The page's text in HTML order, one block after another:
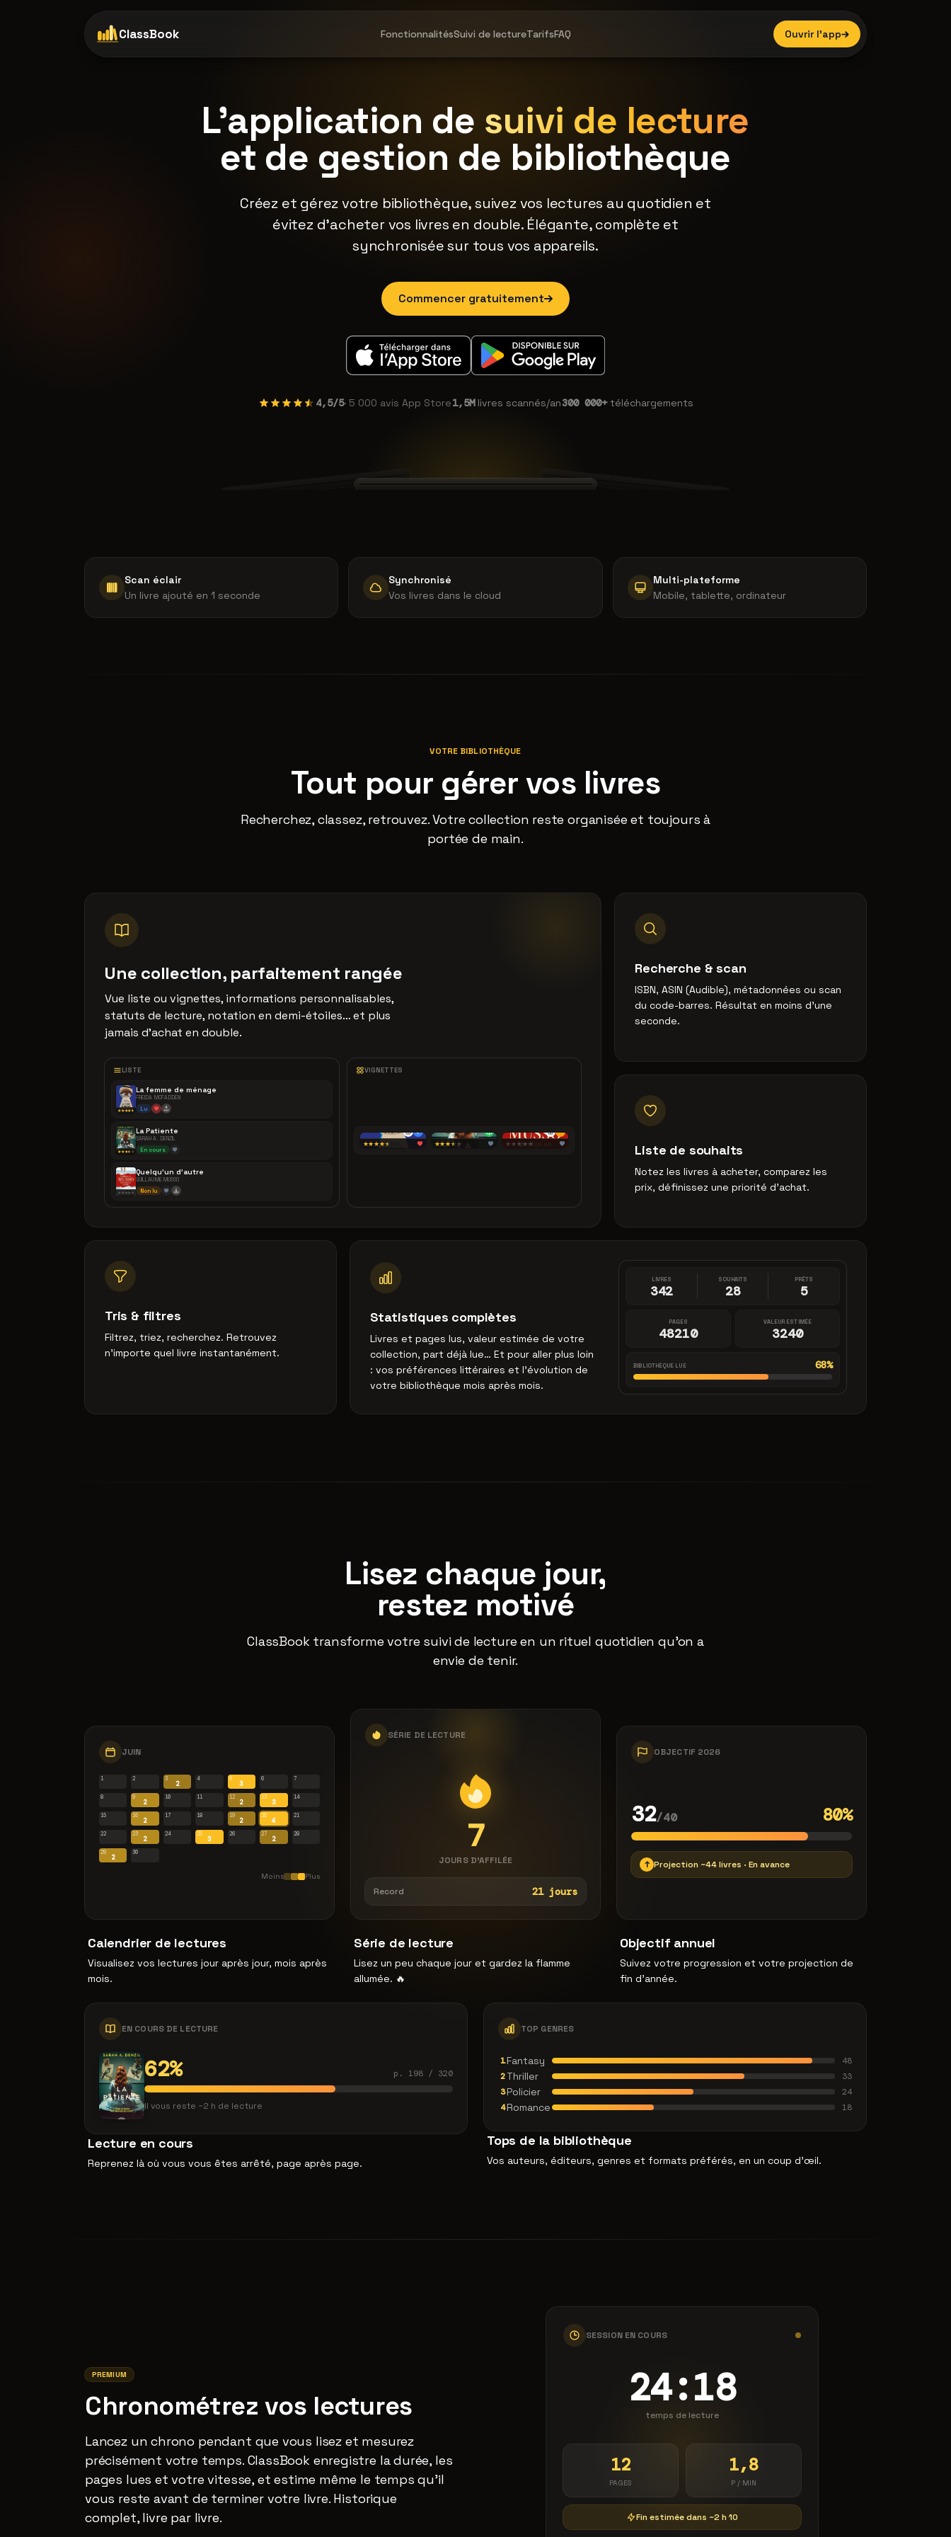
ClassBook FonctionnalitésSuivi de lectureTarifsFAQ Ouvrir l'app
L'application de suivi de lecture
et de gestion de bibliothèque
Créez et gérez votre bibliothèque, suivez vos lectures au quotidien et
évitez d'acheter vos livres en double. Élégante, complète et
synchronisée sur tous vos appareils.
Commencer gratuitement
4,5/5· 5 000 avis App Store1,5Mlivres scannés/an300 000+téléchargements
images/app-hero_2.png images/app-hero_3.png
Scan éclair
Un livre ajouté en 1 seconde
Synchronisé
Vos livres dans le cloud
Multi-plateforme
Mobile, tablette, ordinateur
VOTRE BIBLIOTHÈQUE
Tout pour gérer vos livres
Recherchez, classez, retrouvez. Votre collection reste organisée et toujours à
portée de main.
Une collection, parfaitement rangée
Vue liste ou vignettes, informations personnalisables,
statuts de lecture, notation en demi-étoiles… et plus
jamais d'achat en double.
LISTE
★★★★★
La femme de ménage
FREIDA MCFADDEN
Lu
★★★★★
La Patiente
SARAH A. DENZIL
En cours
★★★★★
Quelqu'un d'autre
GUILLAUME MUSSO
Non lu
VIGNETTES
★★★★★ ★★★★★ ★★★★★
Recherche & scan
ISBN, ASIN (Audible), métadonnées ou scan
du code-barres. Résultat en moins d'une
seconde.
Liste de souhaits
Notez les livres à acheter, comparez les
prix, définissez une priorité d'achat.
Tris & filtres
Filtrez, triez, recherchez. Retrouvez
n'importe quel livre instantanément.
Statistiques complètes
Livres et pages lus, valeur estimée de votre
collection, part déjà lue… Et pour aller plus loin
: vos préférences littéraires et l'évolution de
votre bibliothèque mois après mois.
LIVRES
342
SOUHAITS
28
PRÊTS
5
PAGES
48210
VALEUR ESTIMÉE
3240
BIBLIOTHÈQUE LUE 68%
Lisez chaque jour,
restez motivé
ClassBook transforme votre suivi de lecture en un rituel quotidien qu'on a
envie de tenir.
JUIN
1 2 3
2
4 5
3
6 7
8 9
2
10 11 12
2
13
3
14
15 16
2
17 18 19
2
20
4
21
22 23
2
24 25
3
26 27
2
28
29
2
30
Moins Plus
Calendrier de lectures
Visualisez vos lectures jour après jour, mois après
mois.
SÉRIE DE LECTURE
7
JOURS D'AFFILÉE
Record 21 jours
Série de lecture
Lisez un peu chaque jour et gardez la flamme
allumée. 🔥
OBJECTIF 2026
32/40 80%
↑ Projection ~44 livres · En avance
Objectif annuel
Suivez votre progression et votre projection de
fin d'année.
EN COURS DE LECTURE
62% p. 198 / 320
Il vous reste ~2 h de lecture
Lecture en cours
Reprenez là où vous vous êtes arrêté, page après page.
TOP GENRES
1 Fantasy
48
2 Thriller
33
3 Policier
24
4 Romance 18
Tops de la bibliothèque
Vos auteurs, éditeurs, genres et formats préférés, en un coup d'œil.
PREMIUM
Chronométrez vos lectures
Lancez un chrono pendant que vous lisez et mesurez
précisément votre temps. ClassBook enregistre la durée, les
pages lues et votre vitesse, et estime même le temps qu'il
vous reste avant de terminer votre livre. Historique
complet, livre par livre.
SESSION EN COURS
24:18
temps de lecture
12
PAGES
1,8
P / MIN
Fin estimée dans ~2 h 10